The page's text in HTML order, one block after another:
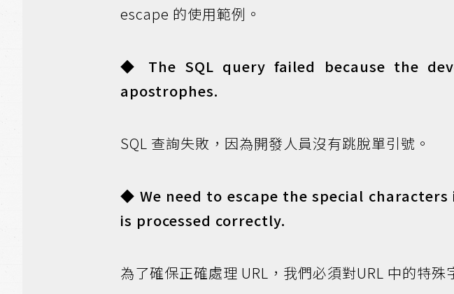
escape 的使用範例。
◆ The SQL query failed because the
apostrophes.
SQL 查詢失敗，因為開發人員沒有跳脫單引號。
◆ We need to escape the special
is processed correctly.
為了確保正確處理 URL，我們必須對URL 中的特殊